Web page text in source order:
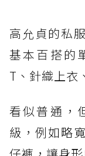
高允貞的私
基本百搭的
T、針織上衣
看似普通，
級，例如略